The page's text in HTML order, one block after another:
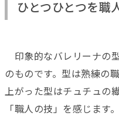
ひとつひとつを職
印象的なバレリーナの
のものです。型は熟練の
上がった型はチュチュの
「職人の技」を感じます